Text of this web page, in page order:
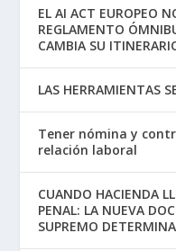
EL AI ACT EUROPEO
REGLAMENTO
CAMBIA SU
LAS HERRAMIENTAS
Tener nómina y
relación laboral
CUANDO HACIENDA
PENAL: LA NUEVA
SUPREMO